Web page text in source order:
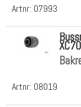
Artnr: 07993
Artnr: 08019